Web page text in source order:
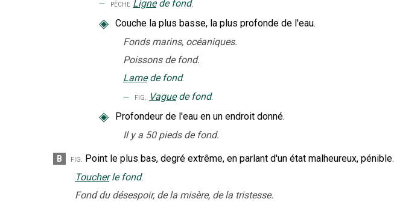
‒ pêche Ligne de fond.
◈ Couche la plus basse, la plus profonde de l'eau.
Fonds marins, océaniques.
Poissons de fond.
Lame de fond.
‒ fig. Vague de fond.
◈
Profondeur de l'eau en un endroit donné.
Il y a 50 pieds de fond.
B fig. Point le plus bas, degré extrême, en parlant d'un état malheureux, pénible.
Toucher le fond.
Fond du désespoir, de la misère, de la tristesse.